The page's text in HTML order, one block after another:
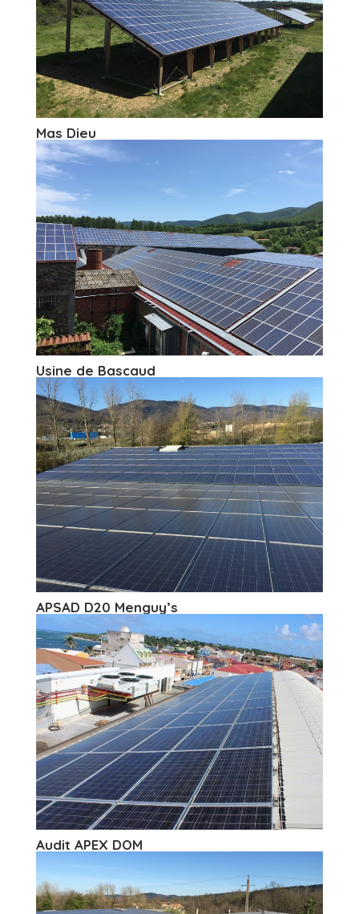
Mas Dieu
Usine de Bascaud
APSAD D20 Menguy’s
Audit APEX DOM